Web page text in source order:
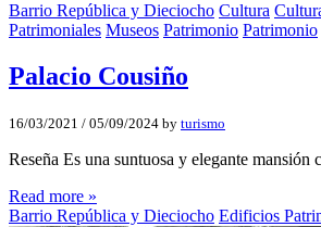
Barrio República y Dieciocho Cultura
Patrimoniales Museos Patrimonio Patrimonio
Palacio Cousiño
16/03/2021 / 05/09/2024 by turismo
Reseña Es una suntuosa y elegante
Read more »
Barrio República y Dieciocho Edificios